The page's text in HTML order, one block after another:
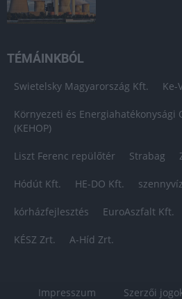
TÉMÁINKBÓL
Swietelsky Magyarország Kft. Ke-
Környezeti és Energiahatékonysági
(KEHOP)
Liszt Ferenc repülőtér Strabag
Hódút Kft. HE-DO Kft. szennyvíz
kórházfejlesztés EuroAszfalt Kft.
KÉSZ Zrt. A-Híd Zrt.
Impresszum Szerzői